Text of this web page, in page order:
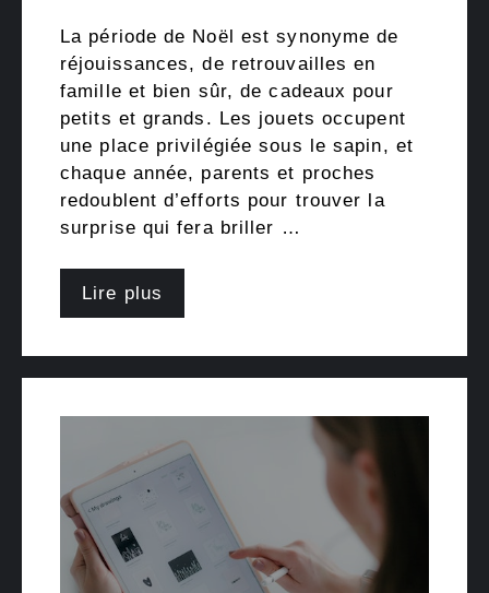
La période de Noël est synonyme de
réjouissances, de retrouvailles en
famille et bien sûr, de cadeaux pour
petits et grands. Les jouets occupent
une place privilégiée sous le sapin, et
chaque année, parents et proches
redoublent d’efforts pour trouver la
surprise qui fera briller …
Lire plus